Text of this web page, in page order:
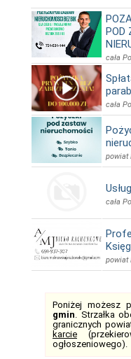
POD
cała
cała
powiat
cała
powiat
Poniżej możesz
gmin. Strzałka
granicznych
karcie
ogłoszeniowego).